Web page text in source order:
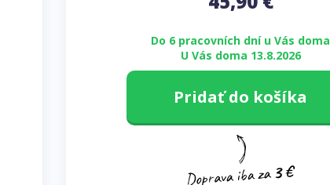
Do 6 pracovních dní u Vás doma
U Vás doma 13.8.2026
Pridať do košíka